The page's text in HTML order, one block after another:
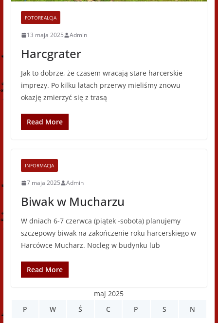
FOTOREALCJA
13 maja 2025 Admin
Harcgrater
Jak to dobrze, że czasem wracają stare harcerskie
imprezy. Po kilku latach przerwy mieliśmy znowu
okazję zmierzyć się z trasą
Read More
INFORMACJA
7 maja 2025 Admin
Biwak w Mucharzu
W dniach 6-7 czerwca (piątek -sobota) planujemy
szczepowy biwak na zakończenie roku harcerskiego w
Harcówce Mucharz. Nocleg w budynku lub
Read More
maj 2025
P
W Ś C P S N